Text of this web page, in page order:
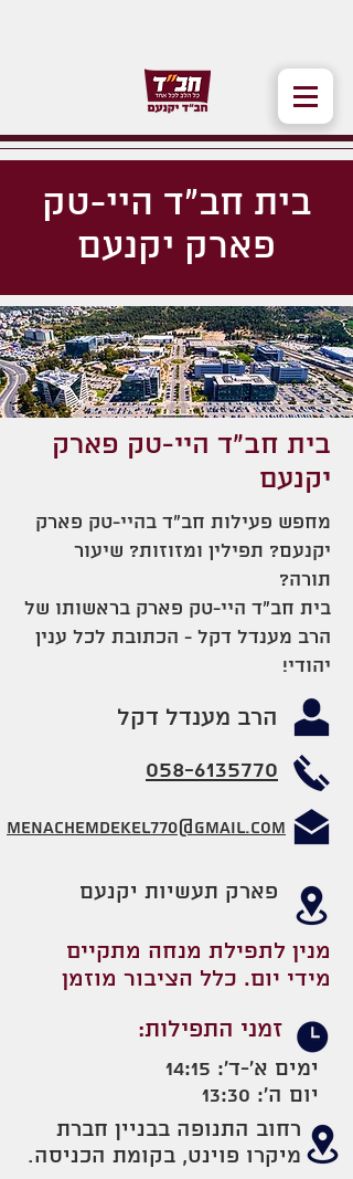
​בית חב"ד היי-טק
פארק יקנעם
​בית חב"ד היי-טק פארק
יקנעם
מחפש פעילות חב"ד בהיי-טק פארק
יקנעם? תפילין ומזוזות? שיעור
תורה?
בית חב"ד היי-טק פארק בראשותו של
הרב מענדל דקל - הכתובת לכל ענין
יהודי!
הרב מענדל דקל
058-6135770
Menachemdekel770@gmail.com
פארק תעשיות יקנעם
מנין לתפילת מנחה מתקיים
מידי יום. כלל הציבור מוזמן
זמני התפילות:
ימים א'-ד': 14:15
יום ה': 13:30
רחוב התנופה בבניין חברת
מיקרו פוינט, בקומת הכניסה.